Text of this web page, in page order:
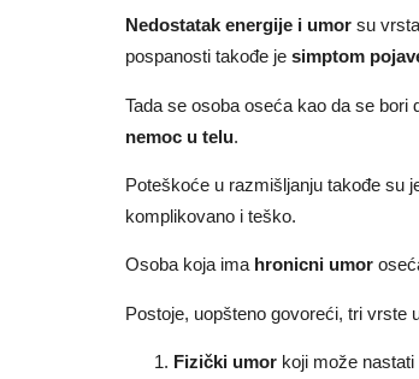
Nedostatak energije i umor su
pospanosti takođe jesimptom
Tada se osoba oseća kao da se
nemoc u telu.
Poteškoće u razmišljanju takođe su
komplikovano i teško.
Osoba koja ima hronicni umor
Postoje, uopšteno govoreći, tri vrste
Fizički umor koji može